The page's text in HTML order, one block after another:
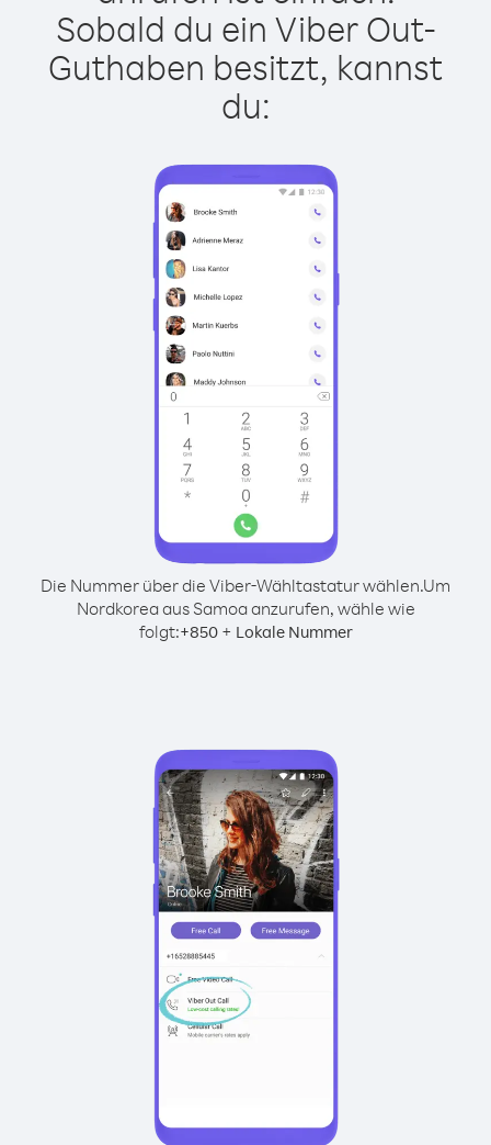
Sobald du ein Viber Out-
Guthaben besitzt, kannst
du:
Die Nummer über die Viber-Wähltastatur wählen.Um
Nordkorea aus Samoa anzurufen, wähle wie
folgt:+850+ Lokale Nummer